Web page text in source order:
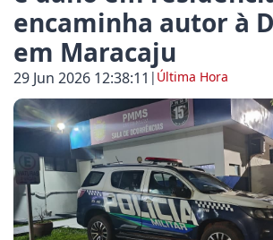
amplia acesso ao
Maracaju registra 50º acidente
em drones cresce 146%
destaca importância da dança
encaminha autor à
em Maracaju
29 Jun 2026 12:38:11 | Última Hora